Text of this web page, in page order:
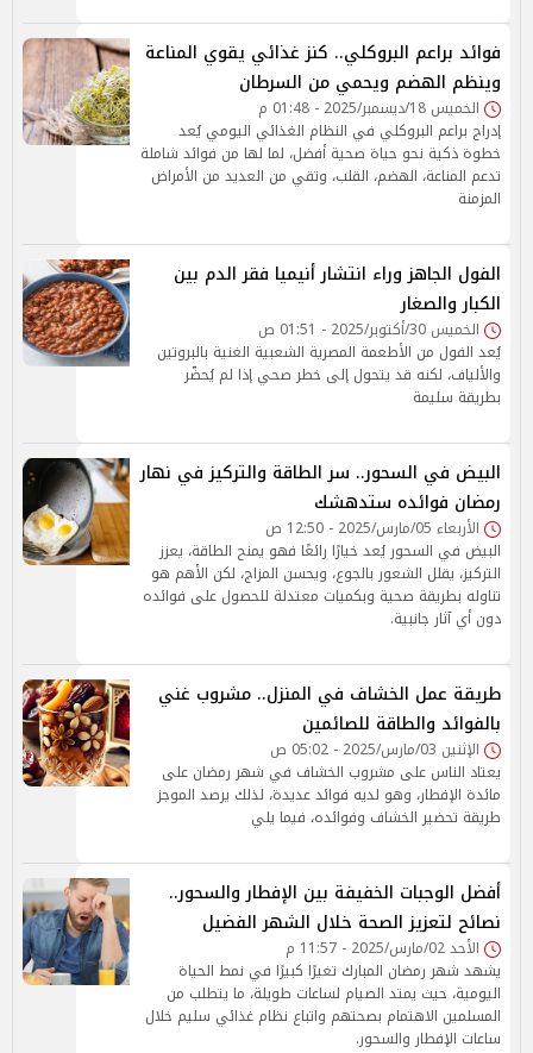
فوائد براعم البروكلي.. كنز غذائي يقوي المناعة
وينظم الهضم ويحمي من السرطان
الخميس 18/ديسمبر/2025 - 01:48 م
إدراج براعم البروكلي في النظام الغذائي اليومي يُعد
خطوة ذكية نحو حياة صحية أفضل، لما لها من فوائد شاملة
تدعم المناعة، الهضم، القلب، وتقي من العديد من الأمراض
المزمنة
الفول الجاهز وراء انتشار أنيميا فقر الدم بين
الكبار والصغار
الخميس 30/أكتوبر/2025 - 01:51 ص
يُعد الفول من الأطعمة المصرية الشعبية الغنية بالبروتين
والألياف، لكنه قد يتحول إلى خطر صحي إذا لم يُحضّر
بطريقة سليمة
البيض في السحور.. سر الطاقة والتركيز في نهار
رمضان فوائده ستدهشك
الأربعاء 05/مارس/2025 - 12:50 ص
البيض في السحور يُعد خيارًا رائعًا فهو يمنح الطاقة، يعزز
التركيز، يقلل الشعور بالجوع، ويحسن المزاج، لكن الأهم هو
تناوله بطريقة صحية وبكميات معتدلة للحصول على فوائده
دون أي آثار جانبية.
طريقة عمل الخشاف في المنزل.. مشروب غني
بالفوائد والطاقة للصائمين
الإثنين 03/مارس/2025 - 05:02 ص
يعتاد الناس على مشروب الخشاف في شهر رمضان على
مائدة الإفطار، وهو لديه فوائد عديدة، لذلك يرصد الموجز
طريقة تحضير الخشاف وفوائده، فيما يلي
أفضل الوجبات الخفيفة بين الإفطار والسحور..
نصائح لتعزيز الصحة خلال الشهر الفضيل
الأحد 02/مارس/2025 - 11:57 م
يشهد شهر رمضان المبارك تغيرًا كبيرًا في نمط الحياة
اليومية، حيث يمتد الصيام لساعات طويلة، ما يتطلب من
المسلمين الاهتمام بصحتهم واتباع نظام غذائي سليم خلال
ساعات الإفطار والسحور.